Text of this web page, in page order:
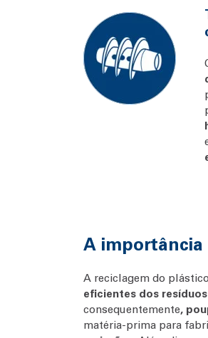
A importância
A reciclagem do
eficientes dos
consequentemente,
matéria-prima para